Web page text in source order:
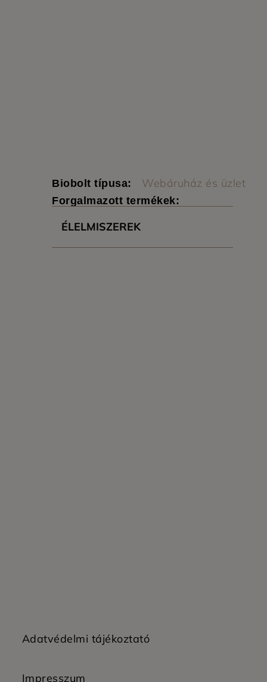
Biobolt típusa: Webáruház és üzlet
Forgalmazott termékek:
ÉLELMISZEREK
Adatvédelmi tájékoztató
Impresszum